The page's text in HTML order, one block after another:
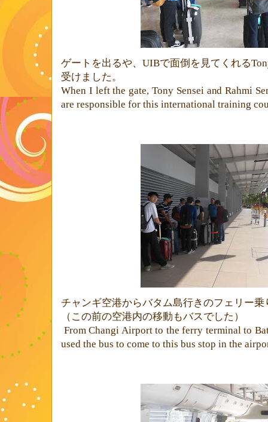
ゲートを出るや、 UIBで面倒を見てくれる
受けました。
When I left the gate, Tony Sensei and Rahmi
are responsible for this international training
チャンギ空港からバタム島行きのフェリー
（この前の空港内の移動もバスでした）
From Changi Airport to the ferry terminal to
used the bus to come to this bus stop in the